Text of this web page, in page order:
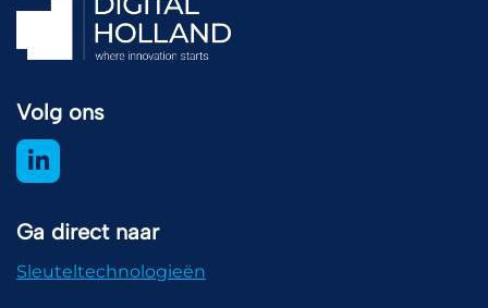
Volg ons
Ga direct naar
Sleuteltechnologieën